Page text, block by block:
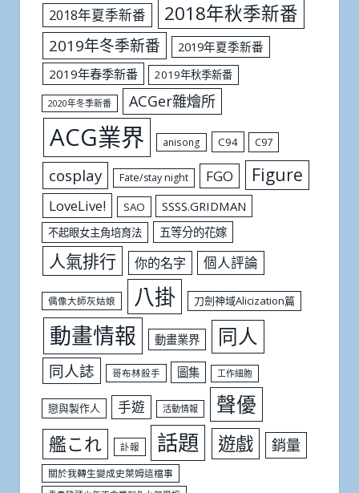
2018年夏季新番 2018年秋季新番
2019年冬季新番
2019年夏季新番
2019年春季新番
2019年秋季新番
2020年冬季新番 ACGer雜燴所
ACG業界 anisong C94 C97
cosplay Fate/stay night FGO Figure
LoveLive! SAO SSSS.GRIDMAN
不起眼女主角培育法 五等分的花嫁
人氣排行 你的名字 個人評論
偶像大師灰姑娘 八掛 刀劍神域Alicization篇
動畫情報 動畫業界 同人
同人誌 哥布林殺手 圖集 工作細胞
戀與製作人 手遊 活動情報 聲優
艦これ 訃報 話題 遊戲 銷量
關於我轉生變成史萊姆這檔事